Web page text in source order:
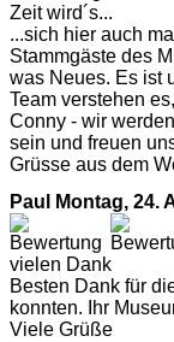
Zeit wird´s...
...sich hier auch
Stammgäste des
was Neues. Es ist
Team verstehen
Conny - wir
sein und freuen
Grüsse aus dem
Paul
Montag, 24.
vielen Dank
Besten Dank für
konnten. Ihr
Viele Grüße